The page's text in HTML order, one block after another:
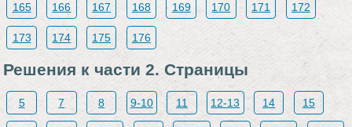
165 166 167 168 169 170 171 172
173 174 175 176
Решения к части 2. Страницы
5 7 8 9-10 11 12-13 14 15